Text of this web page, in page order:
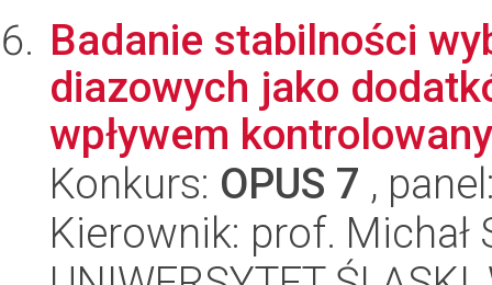
Badanie stabilności
diazowych jako
wpływem
Konkurs: OPUS 7 ,
Kierownik: prof.